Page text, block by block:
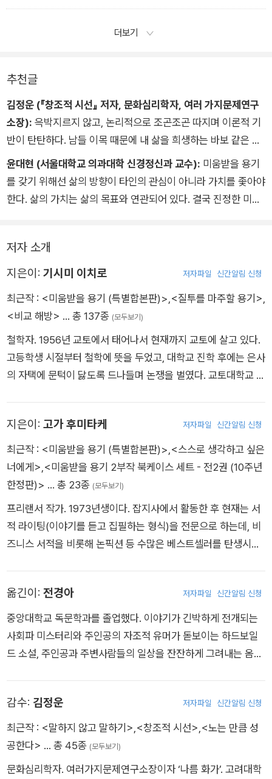
게 행동한다. 솔직히 말해서, 어린 시절에 제가 부모님께 얼마
나 칭찬받고 싶었는데요! 어른이 되고 나서도 마찬가지예요. 상사
누군가의 칭찬을 받고 싶다고 바라는 것 아니면 반대로 다른 사람
세, 자네가 칭찬받기를원하는 것은 수직관계에 익숙해졌기 때문
일세. 아들러 심리학에서는 온갖 ‘수직관계‘를 반대하고 모든 인
간관계를 ‘수평관계‘로 만들자고 주장하네.
더보기
추천글
김정운 (『창조적 시선』 저자, 문화심리학자, 여러 가지문제연구
소장): 윽박지르지 않고, 논리적으로 조곤조곤 따지며 이론적 기
반이 탄탄하다. 남들 이목 때문에 내 삶을 희생하는 바보 같은 짓
이 어디 있느냐는 저자의 주장은 모두 귀담아들을 만하다. 책을
덮고도 계속 생각하게 된다. 주체적으로 생각하게 하는 좋은 책이
다.
윤대현 (서울대학교 의과대학 신경정신과 교수): 미움받을 용기
를 갖기 위해선 삶의 방향이 타인의 관심이 아니라 가치를 좇아야
한다. 삶의 가치는 삶의 목표와 연관되어 있다. 결국 진정한 미움
저자 소개
지은이: 기시미 이치로 저자파일 신간알림 신청
최근작 : <미움받을 용기 (특별합본판)> <질투를 마주할 용기>
<비교 해방> … 총 137종 (모두보기)
철학자. 1956년 교토에서 태어나서 현재까지 교토에 살고 있다.
고등학생 시절부터 철학에 뜻을 두었고, 대학교 진학 후에는 은사
의 자택에 문턱이 닳도록 드나들며 논쟁을 벌였다. 교토대학교 대
인데 그와 병행해 1989년부터 ‘아들러 심리학’을 연구했다. 아들
러 심리학과 고대철학에 관해 왕성하게 집필 및 강연 활동을 펼쳤
고, 정신과의원 등에서 수많은 ‘청년’을 상대로 카운슬링을 했다.
일본아들러심리학회가 인정한 카운슬러이자 고문이다. 역서로는
은 왜 신경증에 걸리는 걸까(人はなぜ神経症になるのか)》가
있으며, 저서로는 《아들러 심리학 입문(アドラー心理学入門)》
외 다수가 있다.
지은이: 고가 후미타케 저자파일 신간알림 신청
최근작 : <미움받을 용기 (특별합본판)> <스스로 생각하고 싶은
너에게> <미움받을 용기 2부작 북케이스 세트 - 전2권 (10주년
한정판)> … 총 23종 (모두보기)
프리랜서 작가. 1973년생이다. 잡지사에서 활동한 후 현재는 서
적 라이팅(이야기를 듣고 집필하는 형식)을 전문으로 하는데, 비
즈니스 서적을 비롯해 논픽션 등 수많은 베스트셀러를 탄생시켰
만 부가 넘게 팔렸다. 20대의 끄트머리에 ‘아들러 심리학’을 접하
고 상식을 뒤엎는 사상에 큰 충격을 받았다. 그 후 몇 년에 걸쳐
기시미 이치로 씨를 찾아가 아들러 심리학의 본질에 대해 문답식
으로 배웠고, 그리스철학의 고전, 대화 형식을 취한 《대화편(對
살의 나에게 추천하고 싶은 문장 강의(20歳の自分に受けさせ
たい文章講義)》가 있다.
옮긴이: 전경아 저자파일 신간알림 신청
중앙대학교 독문학과를 졸업했다. 이야기가 긴박하게 전개되는
사회파 미스터리와 주인공의 자조적 유머가 돋보이는 하드보일
드 소설, 주인공과 주변사람들의 일상을 잔잔하게 그려내는 옴니
다. 현재 출판 번역 에이전시 베네트랜스에서 일본어 전속번역가
로 활동하면서 그 꿈을 이루려고 부단히 노력 중이다. 옮긴 책으
로는 『미움받을 용기 1~2』, 『고양이 여관 미아키스』, 『유리 멘탈
감수: 김정운 저자파일 신간알림 신청
최근작 : <말하지 않고 말하기> <창조적 시선> <노는 만큼 성
공한다> … 총 45종 (모두보기)
문화심리학자. 여러가지문제연구소장이자 ‘나름 화가’. 고려대학